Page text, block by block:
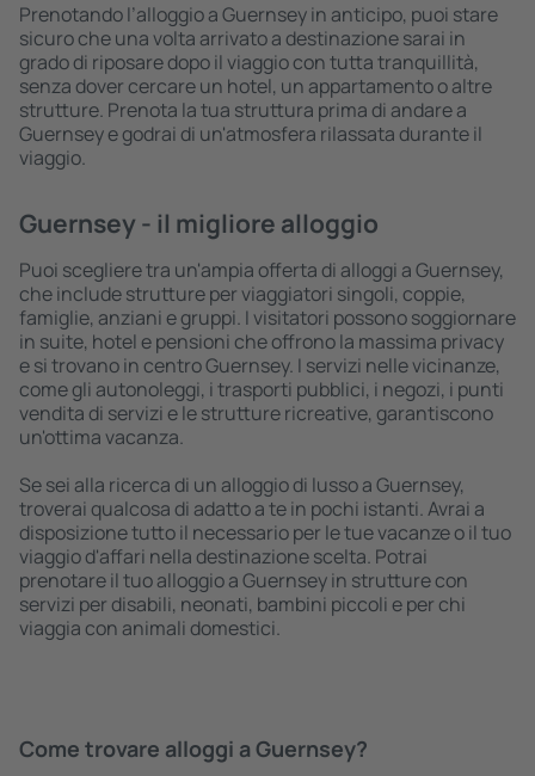
Prenotando l’alloggio a Guernsey in anticipo, puoi stare
sicuro che una volta arrivato a destinazione sarai in
grado di riposare dopo il viaggio con tutta tranquillità,
senza dover cercare un hotel, un appartamento o altre
strutture. Prenota la tua struttura prima di andare a
Guernsey e godrai di un'atmosfera rilassata durante il
viaggio.
Guernsey - il migliore alloggio
Puoi scegliere tra un'ampia offerta di alloggi a Guernsey,
che include strutture per viaggiatori singoli, coppie,
famiglie, anziani e gruppi. I visitatori possono soggiornare
in suite, hotel e pensioni che offrono la massima privacy
e si trovano in centro Guernsey. I servizi nelle vicinanze,
come gli autonoleggi, i trasporti pubblici, i negozi, i punti
vendita di servizi e le strutture ricreative, garantiscono
un'ottima vacanza.
Se sei alla ricerca di un alloggio di lusso a Guernsey,
troverai qualcosa di adatto a te in pochi istanti. Avrai a
disposizione tutto il necessario per le tue vacanze o il tuo
viaggio d'affari nella destinazione scelta. Potrai
prenotare il tuo alloggio a Guernsey in strutture con
servizi per disabili, neonati, bambini piccoli e per chi
viaggia con animali domestici.
Come trovare alloggi a Guernsey?